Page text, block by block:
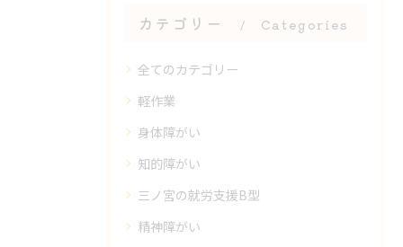
カテゴリー Categories
全てのカテゴリー
軽作業
身体障がい
知的障がい
三ノ宮の就労支援B型
精神障がい